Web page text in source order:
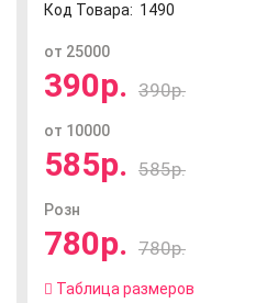
Код Товара: 1490
от 25000
390р. 390р.
от 10000
585р. 585р.
Розн
780р. 780р.
Таблица размеров